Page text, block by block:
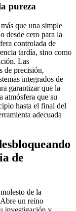
pureza
que una simple
desde cero para la
controlada de
tardía, sino como
Las
de precisión,
integrados de
garantizar que la
atmósfera que su
hasta el final del
adecuada
de
de la
un reino